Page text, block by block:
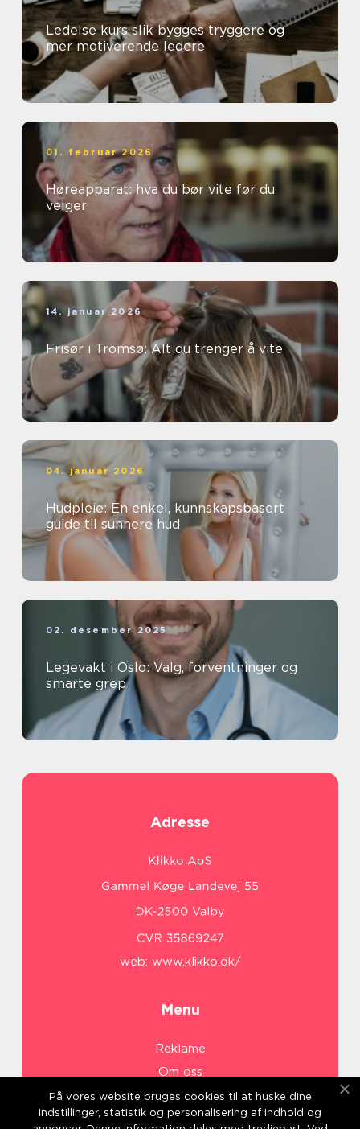
Ledelse kurs slik bygges tryggere og
mer motiverende ledere
01. februar 2026
Høreapparat: hva du bør vite før du
velger
14. januar 2026
Frisør i Tromsø: Alt du trenger å vite
04. januar 2026
Hudpleie: En enkel, kunnskapsbasert
guide til sunnere hud
02. desember 2025
Legevakt i Oslo: Valg, forventninger og
smarte grep
Adresse
web: www.klikko.dk/
Menu
Reklame
Om oss
Cookies
Kontakt Oss
På vores website bruges cookies til at huske dine
indstillinger, statistik og personalisering af indhold og